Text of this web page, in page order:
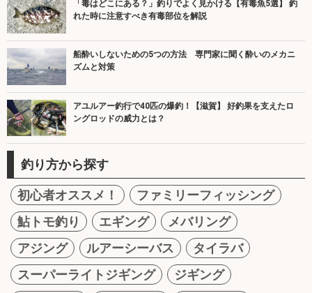
「毒はどこにある？」釣りでよく見かける【有毒魚5選】 釣
れた時に注意すべき有毒部位を解説
船酔いしないための5つの方法 専門家に聞く酔いのメカニ
ズムと対策
アユルアー釣行で40匹の爆釣！【滋賀】 好釣果を支えたロ
ングロッドの威力とは？
釣り方から探す
初心者オススメ！
ファミリーフィッシング
鮎トモ釣り
エギング
メバリング
アジング
ルアーシーバス
タイラバ
スーパーライトジギング
ジギング